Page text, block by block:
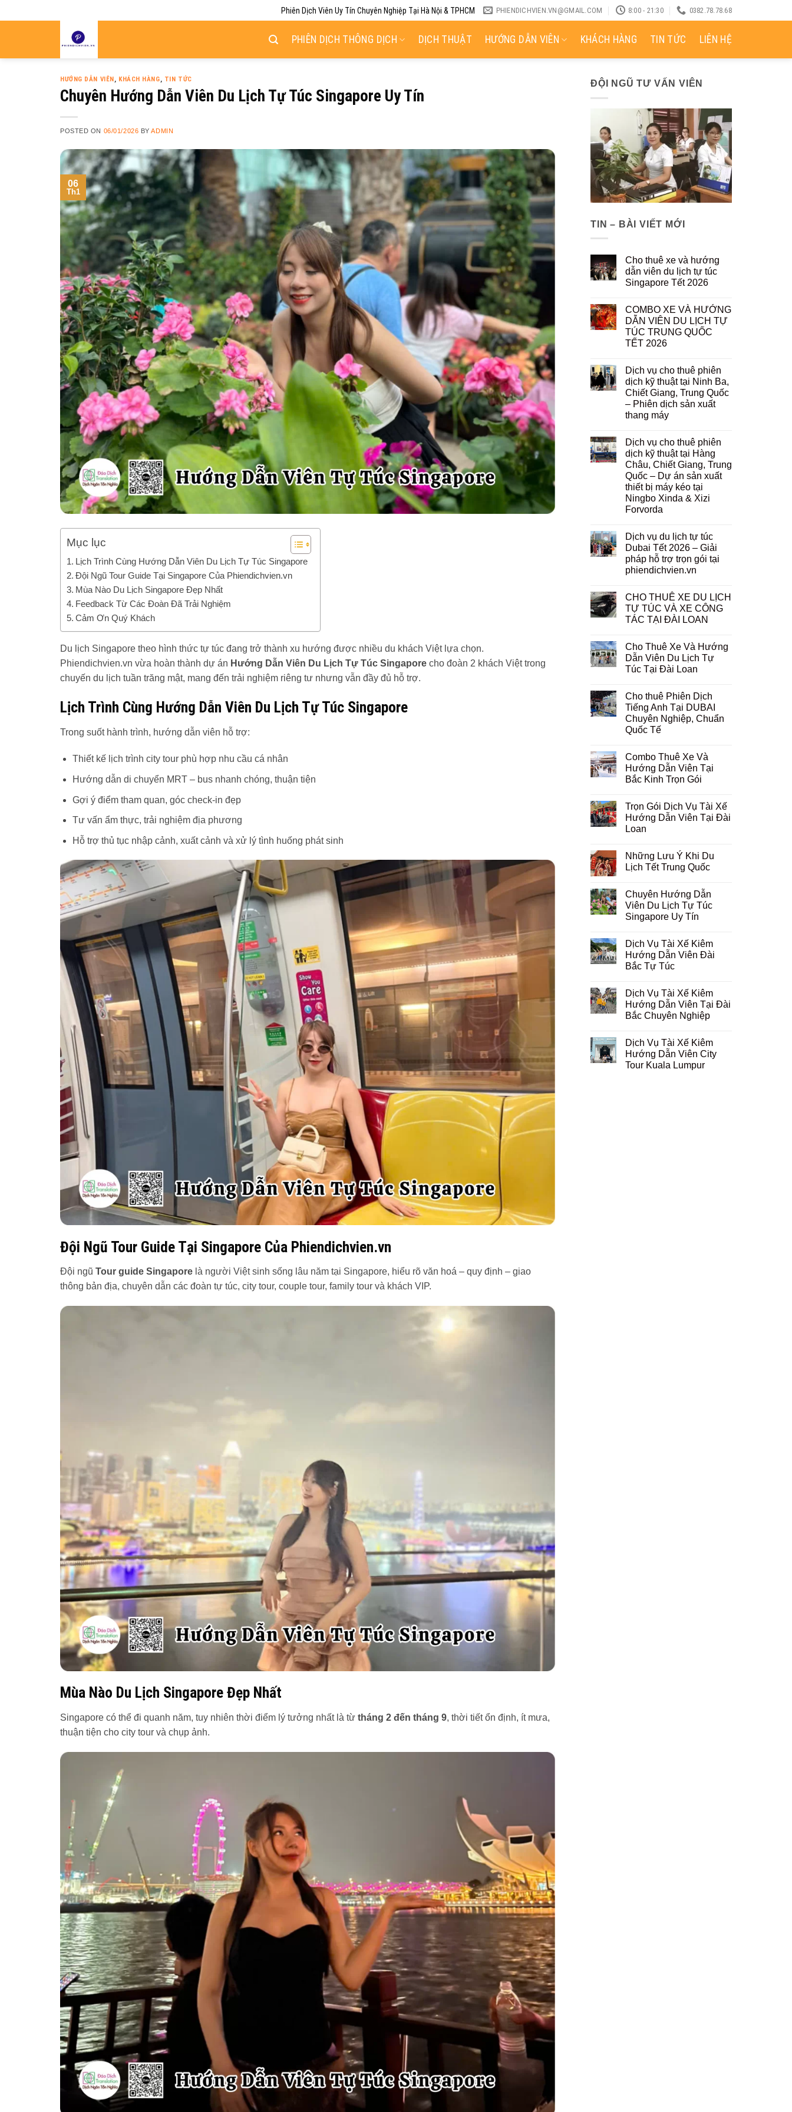
to
Phiên Dịch Viên Uy Tín Chuyên Nghiệp Tại Hà Nội & TPHCM PHIENDICHVIEN.VN@GMAIL.COM 8:00 - 21:30 0382.78.78.68
PHIÊN DỊCH THÔNG DỊCH DỊCH THUẬT HƯỚNG DẪN VIÊN KHÁCH HÀNG TIN TỨC LIÊN HỆ
HƯỚNG DẪN VIÊN, KHÁCH HÀNG, TIN TỨC
Chuyên Hướng Dẫn Viên Du Lịch Tự Túc Singapore Uy Tín
POSTED ON 06/01/2026 BYADMIN
06
Th1
Mục lục
Lịch Trình Cùng Hướng Dẫn Viên Du Lịch Tự Túc Singapore
Đội Ngũ Tour Guide Tại Singapore Của Phiendichvien.vn
Mùa Nào Du Lịch Singapore Đẹp Nhất
Feedback Từ Các Đoàn Đã Trải Nghiệm
Cảm Ơn Quý Khách
Du lịch Singapore theo hình thức tự túc đang trở thành xu hướng được nhiều du khách Việt lựa chọn.
Phiendichvien.vn vừa hoàn thành dự án Hướng Dẫn Viên Du Lịch Tự Túc Singapore cho đoàn 2 khách Việt trong
chuyến du lịch tuần trăng mật, mang đến trải nghiệm riêng tư nhưng vẫn đầy đủ hỗ trợ.
Lịch Trình Cùng Hướng Dẫn Viên Du Lịch Tự Túc Singapore
Trong suốt hành trình, hướng dẫn viên hỗ trợ:
Thiết kế lịch trình city tour phù hợp nhu cầu cá nhân
Hướng dẫn di chuyển MRT – bus nhanh chóng, thuận tiện
Gợi ý điểm tham quan, góc check-in đẹp
Tư vấn ẩm thực, trải nghiệm địa phương
Hỗ trợ thủ tục nhập cảnh, xuất cảnh và xử lý tình huống phát sinh
Đội Ngũ Tour Guide Tại Singapore Của Phiendichvien.vn
Đội ngũ Tour guide Singapore là người Việt sinh sống lâu năm tại Singapore, hiểu rõ văn hoá – quy định – giao
thông bản địa, chuyên dẫn các đoàn tự túc, city tour, couple tour, family tour và khách VIP.
Mùa Nào Du Lịch Singapore Đẹp Nhất
Singapore có thể đi quanh năm, tuy nhiên thời điểm lý tưởng nhất là từ tháng 2 đến tháng 9, thời tiết ổn định, ít mưa,
thuận tiện cho city tour và chụp ảnh.
ĐỘI NGŨ TƯ VẤN VIÊN
TIN – BÀI VIẾT MỚI
Cho thuê xe và hướng
dẫn viên du lịch tự túc
Singapore Tết 2026
COMBO XE VÀ HƯỚNG
DẪN VIÊN DU LỊCH TỰ
TÚC TRUNG QUỐC
TẾT 2026
Dịch vụ cho thuê phiên
dịch kỹ thuật tại Ninh Ba,
Chiết Giang, Trung Quốc
– Phiên dịch sản xuất
thang máy
Dịch vụ cho thuê phiên
dịch kỹ thuật tại Hàng
Châu, Chiết Giang, Trung
Quốc – Dự án sản xuất
thiết bị máy kéo tại
Ningbo Xinda & Xizi
Forvorda
Dịch vụ du lịch tự túc
Dubai Tết 2026 – Giải
pháp hỗ trợ trọn gói tại
phiendichvien.vn
CHO THUÊ XE DU LỊCH
TỰ TÚC VÀ XE CÔNG
TÁC TẠI ĐÀI LOAN
Cho Thuê Xe Và Hướng
Dẫn Viên Du Lịch Tự
Túc Tại Đài Loan
Cho thuê Phiên Dịch
Tiếng Anh Tại DUBAI
Chuyên Nghiệp, Chuẩn
Quốc Tế
Combo Thuê Xe Và
Hướng Dẫn Viên Tại
Bắc Kinh Trọn Gói
Trọn Gói Dịch Vụ Tài Xế
Hướng Dẫn Viên Tại Đài
Loan
Những Lưu Ý Khi Du
Lịch Tết Trung Quốc
Chuyên Hướng Dẫn
Viên Du Lịch Tự Túc
Singapore Uy Tín
Dịch Vụ Tài Xế Kiêm
Hướng Dẫn Viên Đài
Bắc Tự Túc
Dịch Vụ Tài Xế Kiêm
Hướng Dẫn Viên Tại Đài
Bắc Chuyên Nghiệp
Dịch Vụ Tài Xế Kiêm
Hướng Dẫn Viên City
Tour Kuala Lumpur